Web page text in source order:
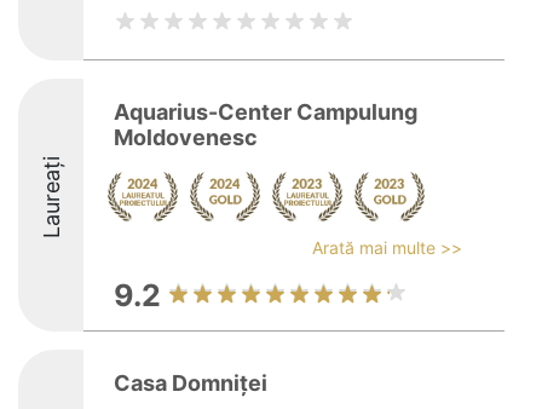
Laureați
Aquarius-Center Campulung
Moldovenesc
Arată mai multe >>
9.2
Casa Domniței